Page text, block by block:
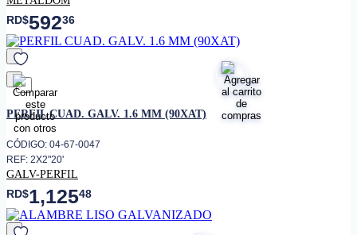
RD$59236
favorito
PERFIL CUAD. GALV. 1.6 MM (90XAT)
CÓDIGO: 04-67-0047
REF: 2X2"20'
GALV-PERFIL
RD$1,12548